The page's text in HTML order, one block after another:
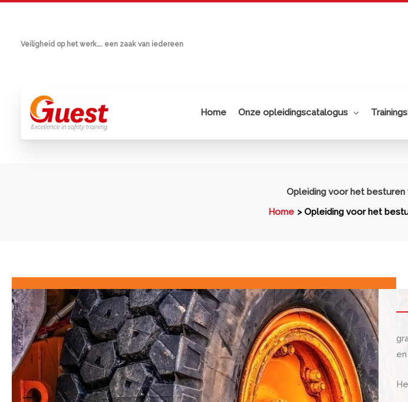
Veiligheid op het werk…. een zaak van iedereen
Home Onze opleidingscatalogus
Opleiding voor het besturen
Home
Opleiding voor het